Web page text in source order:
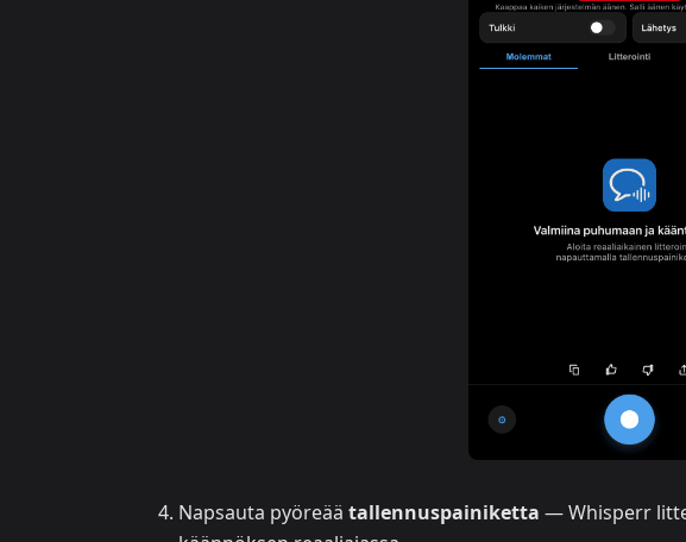
Napsauta pyöreää tallennuspainiketta — Whisperr